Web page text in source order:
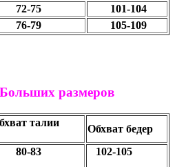
75
101-104
79 105-109
размеров
талии
Обхват бедер
83 102-105